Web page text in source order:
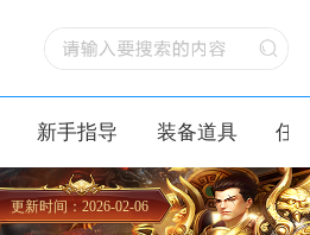
新手指导 装备道具 任
更新时间：2026-02-06